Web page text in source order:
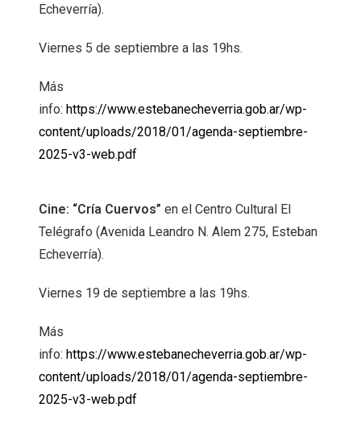
Echeverría).
Viernes 5 de septiembre a las 19hs.
Más
info: https://www.estebanecheverria.gob.ar/wp-
content/uploads/2018/01/agenda-septiembre-
2025-v3-web.pdf
Cine: “Cría Cuervos” en el Centro Cultural El
Telégrafo (Avenida Leandro N. Alem 275, Esteban
Echeverría).
Viernes 19 de septiembre a las 19hs.
Más
info: https://www.estebanecheverria.gob.ar/wp-
content/uploads/2018/01/agenda-septiembre-
2025-v3-web.pdf